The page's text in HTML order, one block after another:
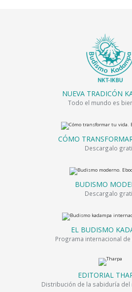
NUEVA TRADICÓN
Todo el mundo es
CÓMO
Descargalo
BUDISMO
Descargalo
EL BUDISMO
Programa internacional de
EDITORIAL
Distribución de la sabiduría